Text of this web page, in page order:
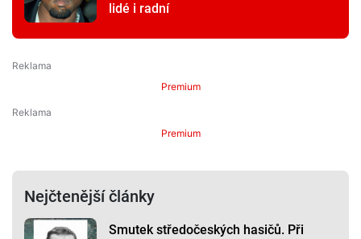
lidé i radní
Premium
Premium
Nejčtenější články
Smutek středočeských hasičů. Při